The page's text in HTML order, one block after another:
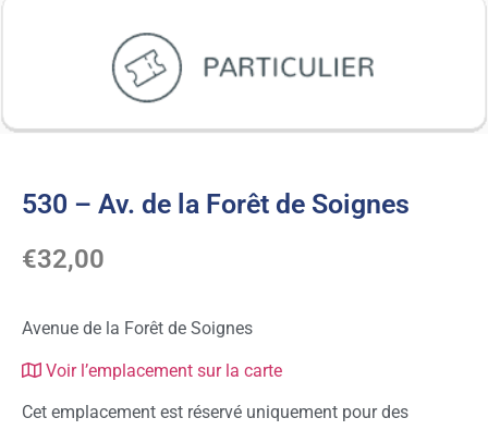
530 – Av. de la Forêt de Soignes
€32,00
Avenue de la Forêt de Soignes
Voir l’emplacement sur la carte
Cet emplacement est réservé uniquement pour des